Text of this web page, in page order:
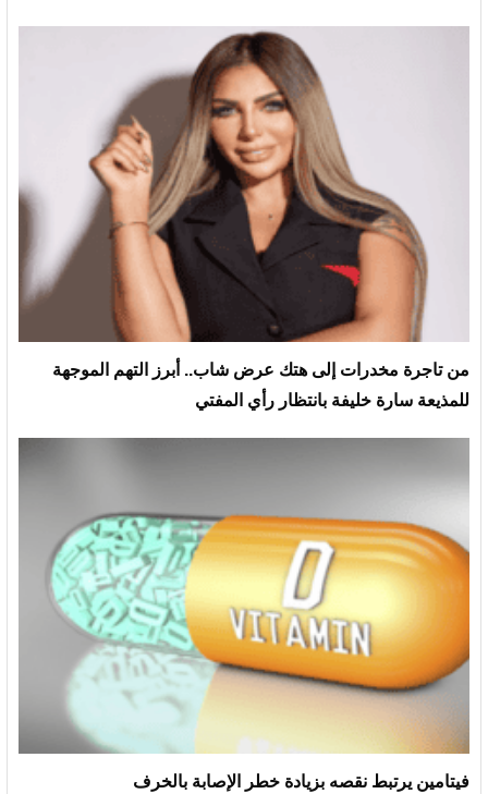
من تاجرة مخدرات إلى هتك عرض شاب.. أبرز التهم الموجهة
للمذيعة سارة خليفة بانتظار رأي المفتي
فيتامين يرتبط نقصه بزيادة خطر الإصابة بالخرف